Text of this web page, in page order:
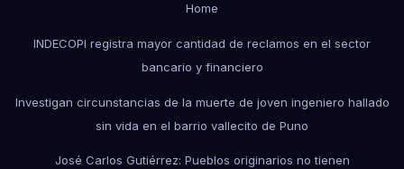
Home
INDECOPI registra mayor cantidad de reclamos en el sector
bancario y financiero
Investigan circunstancias de la muerte de joven ingeniero hallado
sin vida en el barrio vallecito de Puno
José Carlos Gutiérrez: Pueblos originarios no tienen